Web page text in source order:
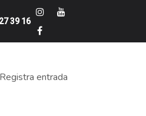
39 16
Registra entrada